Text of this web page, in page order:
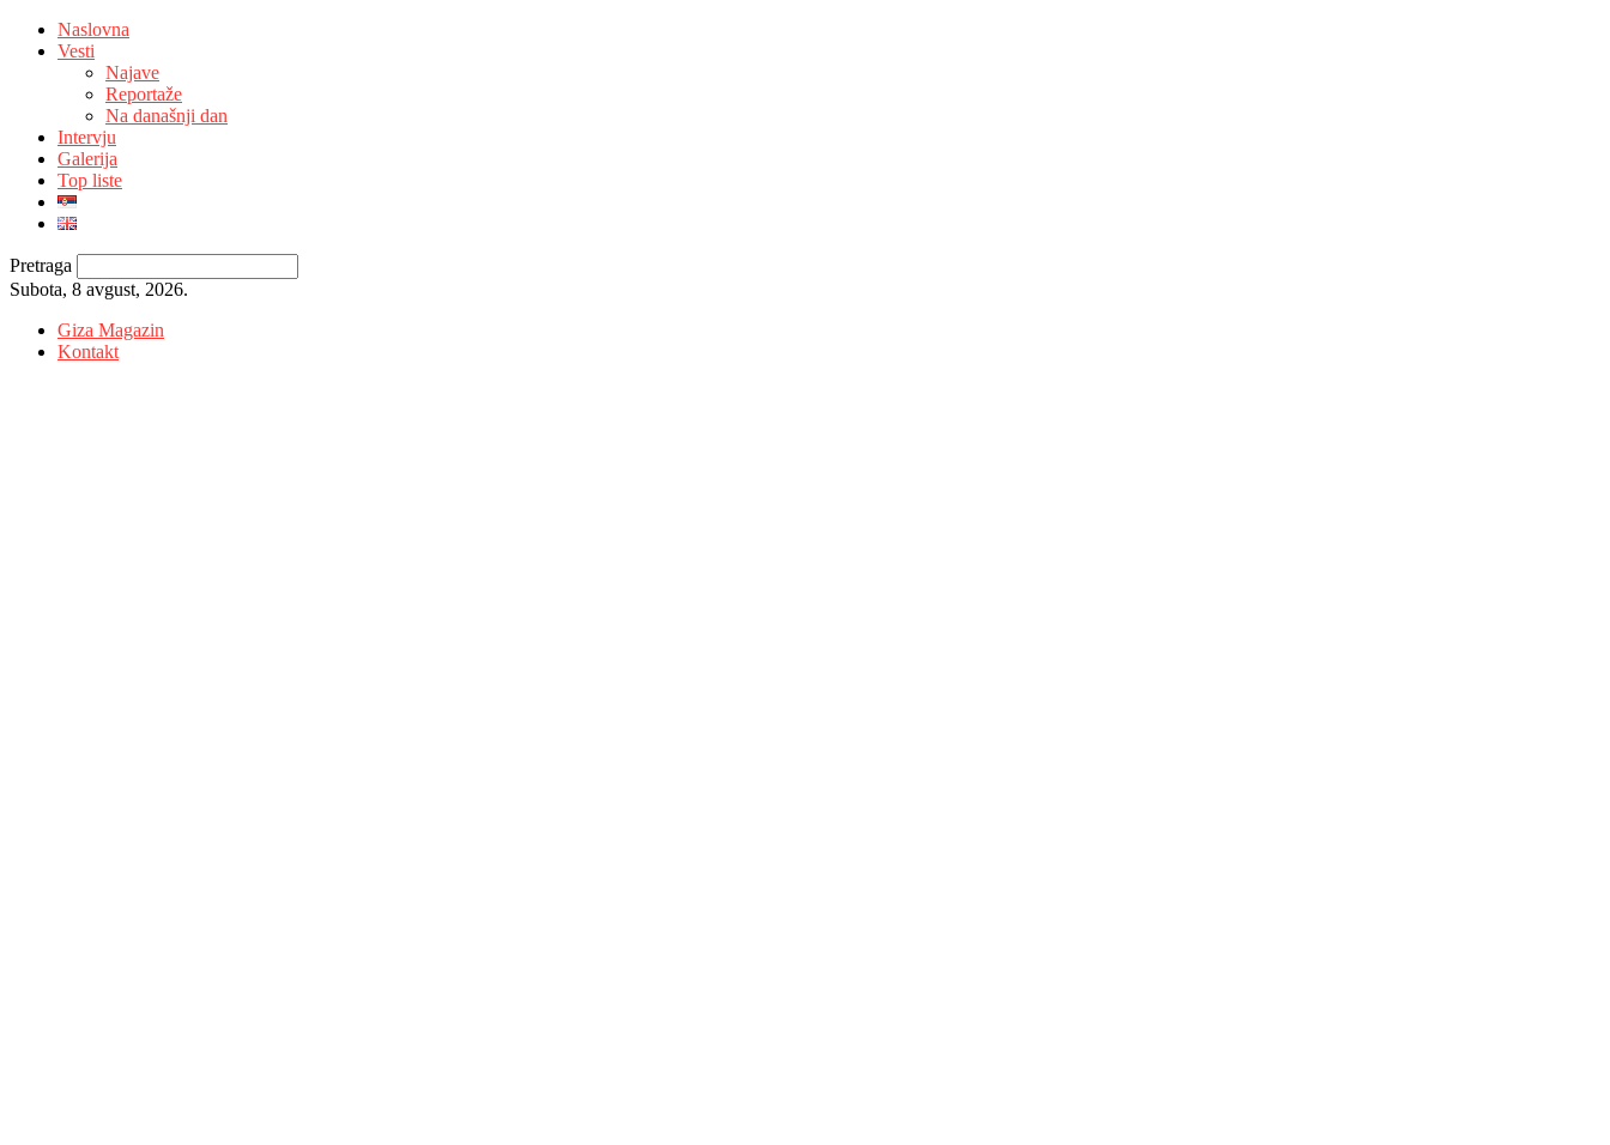
Naslovna
Vesti
Najave
Reportaže
Na današnji dan
Intervju
Galerija
Top liste
Pretraga
Subota, 8 avgust, 2026.
Giza Magazin
Kontakt